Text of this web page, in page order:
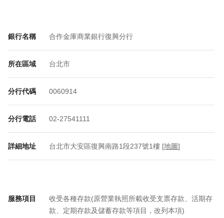
銀行名稱 合作金庫商業銀行復興分行
所在區域 台北市
分行代碼 0060914
分行電話 02-27541111
詳細地址 台北市大安區復興南路1段237號1樓 [地圖]
服務項目
收受各種存款(原營業執照所載收受支票存款、活期存
款、定期存款及儲蓄存款等項目，改列本項)